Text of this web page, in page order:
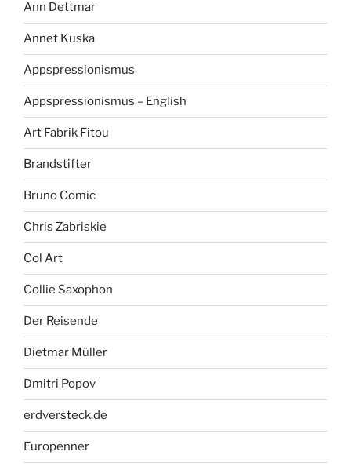
Ann Dettmar
Annet Kuska
Appspressionismus
Appspressionismus – English
Art Fabrik Fitou
Brandstifter
Bruno Comic
Chris Zabriskie
Col Art
Collie Saxophon
Der Reisende
Dietmar Müller
Dmitri Popov
erdversteck.de
Europenner